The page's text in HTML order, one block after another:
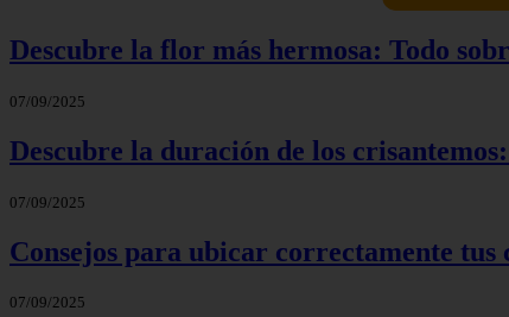
Descubre la flor más hermosa: Todo
07/09/2025
Descubre la duración de los
07/09/2025
Consejos para ubicar correctamente tus
07/09/2025